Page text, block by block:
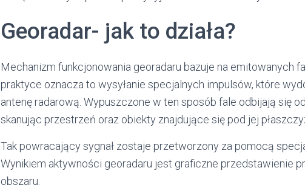
Georadar- jak to działa?
Mechanizm funkcjonowania georadaru bazuje na emitowanych
praktyce oznacza to wysyłanie specjalnych impulsów, które
antenę radarową. Wypuszczone w ten sposób fale odbijają się
skanując przestrzeń oraz obiekty znajdujące się pod jej
Tak powracający sygnał zostaje przetworzony za pomocą
Wynikiem aktywności georadaru jest graficzne przedstawienie
obszaru.